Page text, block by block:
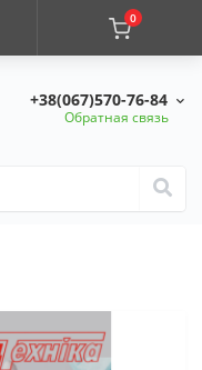
0
+38(067)570-76-84
Обратная связь